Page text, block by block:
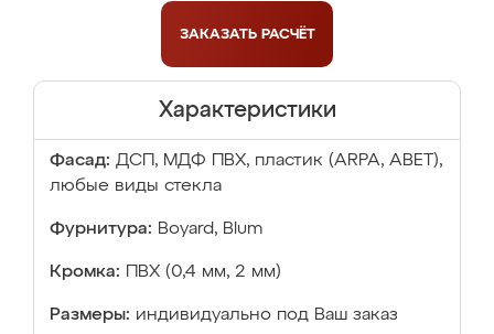
ЗАКАЗАТЬ РАСЧЁТ
Характеристики
Фасад: ДСП, МДФ ПВХ, пластик (ARPA, ABET),
любые виды стекла
Фурнитура: Boyard, Blum
Кромка: ПВХ (0,4 мм, 2 мм)
Размеры: индивидуально под Ваш заказ